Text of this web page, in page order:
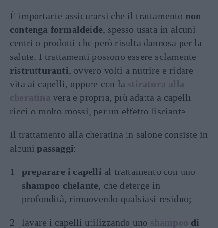
È importante assicurarsi che il trattamento non
contenga formaldeide, spesso usata in alcuni
centri o prodotti che però risulta dannosa per la
salute. I trattamenti possono essere solamente
ristrutturanti, ovvero volti a nutrire e ridare
vita ai capelli, oppure con la stiratura alla
cheratina vera e propria, più adatta a capelli
ricci o molto mossi, per un effetto lisciante.
Il trattamento alla cheratina in salone consiste in
alcunipassaggi:
preparare i capelli al trattamento con uno
shampoo chelante, che deterge in
profondità, rimuovendo qualsiasi residuo;
lavare i capelli utilizzando uno shampoo di